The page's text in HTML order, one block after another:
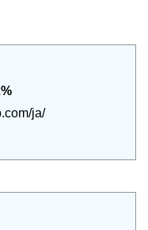
ja/